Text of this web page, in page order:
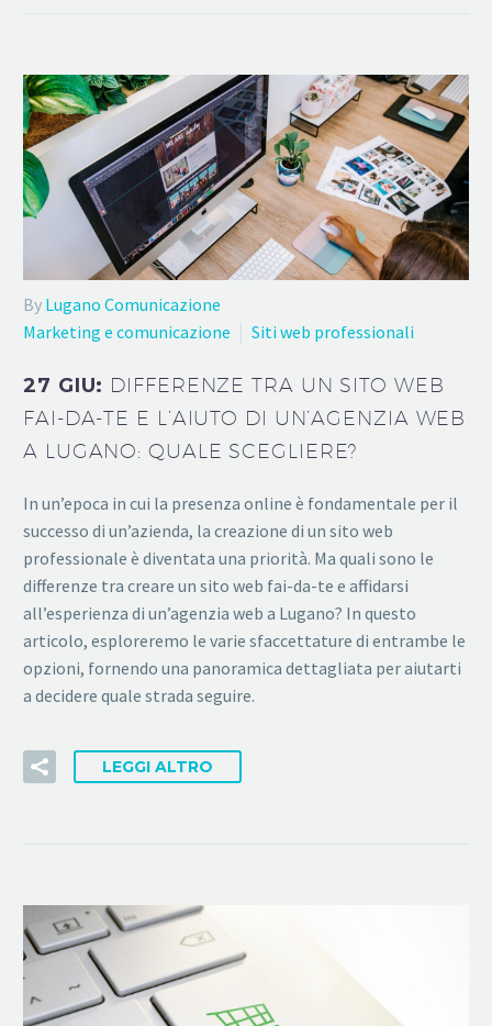
By Lugano Comunicazione
Marketing e comunicazione
Siti web professionali
27 GIU: DIFFERENZE TRA UN SITO WEB
FAI-DA-TE E L’AIUTO DI UN’AGENZIA WEB
A LUGANO: QUALE SCEGLIERE?
In un’epoca in cui la presenza online è fondamentale per il
successo di un’azienda, la creazione di un sito web
professionale è diventata una priorità. Ma quali sono le
differenze tra creare un sito web fai-da-te e affidarsi
all’esperienza di un’agenzia web a Lugano? In questo
articolo, esploreremo le varie sfaccettature di entrambe le
opzioni, fornendo una panoramica dettagliata per aiutarti
a decidere quale strada seguire.
LEGGI ALTRO